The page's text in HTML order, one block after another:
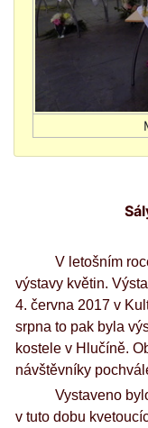
V letošním roce
výstavy květin.
4. června 2017 v
srpna to pak byla
kostele v Hlučíně.
návštěvníky
Vystaveno bylo
v tuto dobu